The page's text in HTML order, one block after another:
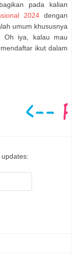
pada kalian
2024dengan
umum khususnya
Oh iya, kalau mau
ikut dalam